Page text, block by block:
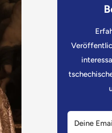
Deine